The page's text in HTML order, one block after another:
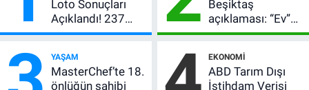
Loto Sonuçları
Açıklandı! 237
Milyon TL’lik
Beşiktaş
açıklaması: “Ev”
dedi, asıl mesajı
verdi
YAŞAM
MasterChef’te 18.
önlüğün sahibi
EKONOMI
ABD Tarım Dışı
İstihdam Verisi